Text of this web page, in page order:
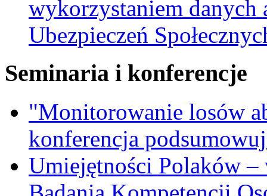
wykorzystaniem danych
Ubezpieczeń
Seminaria i konferencje
"Monitorowanie losów
konferencja
Umiejętności Polaków